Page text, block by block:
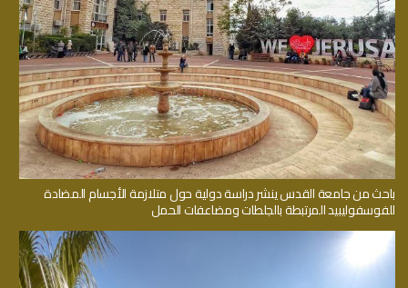
باحث من جامعة القدس ينشر دراسة دولية حول متلازمة الأجسام المضادة
للفوسفوليبيد المرتبطة بالجلطات ومضاعفات الحمل